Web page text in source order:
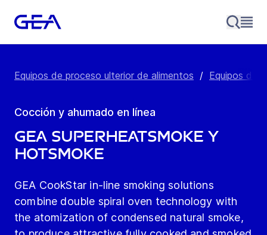
Equipos de proceso ulterior de alimentos / Equipos de
Cocción y ahumado en línea
GEA SuperHeatSmoke y
HotSmoke
GEA CookStar in-line smoking solutions
combine double spiral oven technology with
the atomization of condensed natural smoke,